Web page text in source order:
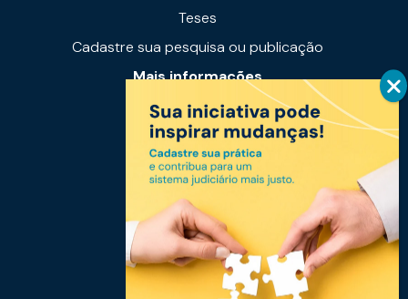
Teses
Cadastre sua pesquisa ou publicação
Mais informações
Notícias
Links úteis
Fale conosco